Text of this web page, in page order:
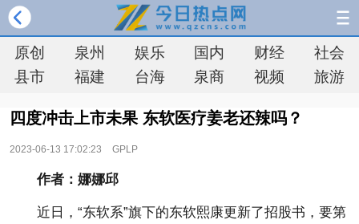
原创 泉州 娱乐 国内 财经
社会
县市
福建 台海 泉商 视频 旅游
四度冲击上市未果 东软医疗姜老还辣吗？
2023-06-13 17:02:23 GPLP
作者：娜娜邱
近日，“东软系”旗下的东软熙康更新了招股书，要第